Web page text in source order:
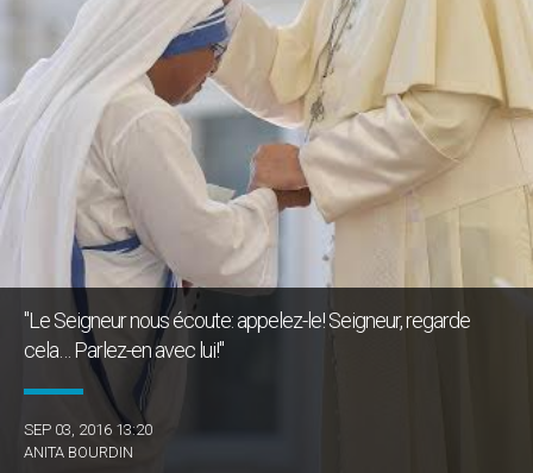
"Le Seigneur nous écoute: appelez-le! Seigneur, regarde
cela… Parlez-en avec lui!"
SEP 03, 2016 13:20
ANITA BOURDIN